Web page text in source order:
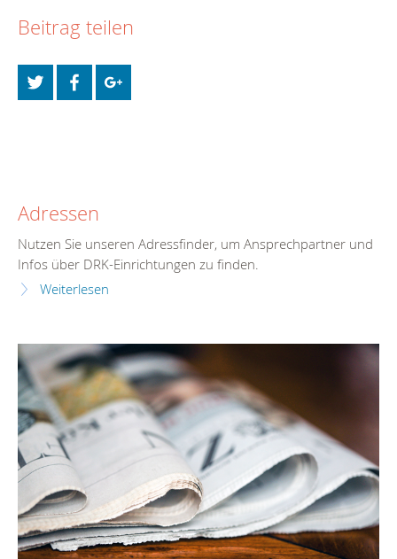
Beitrag teilen
Adressen
Nutzen Sie unseren Adressfinder, um Ansprechpartner und
Infos über DRK-Einrichtungen zu finden.
Weiterlesen